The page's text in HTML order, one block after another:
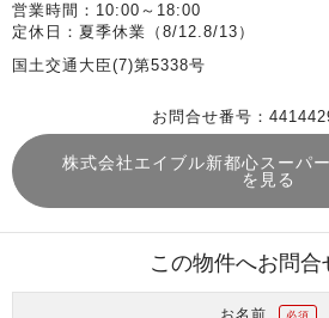
営業時間：10:00～18:00
定休日：夏季休業（8/12.8/13）
国土交通大臣(7)第5338号
お問合せ番号：
株式会社エイブル新都心スーパ
を見る
この物件へお問合
お名前 必須